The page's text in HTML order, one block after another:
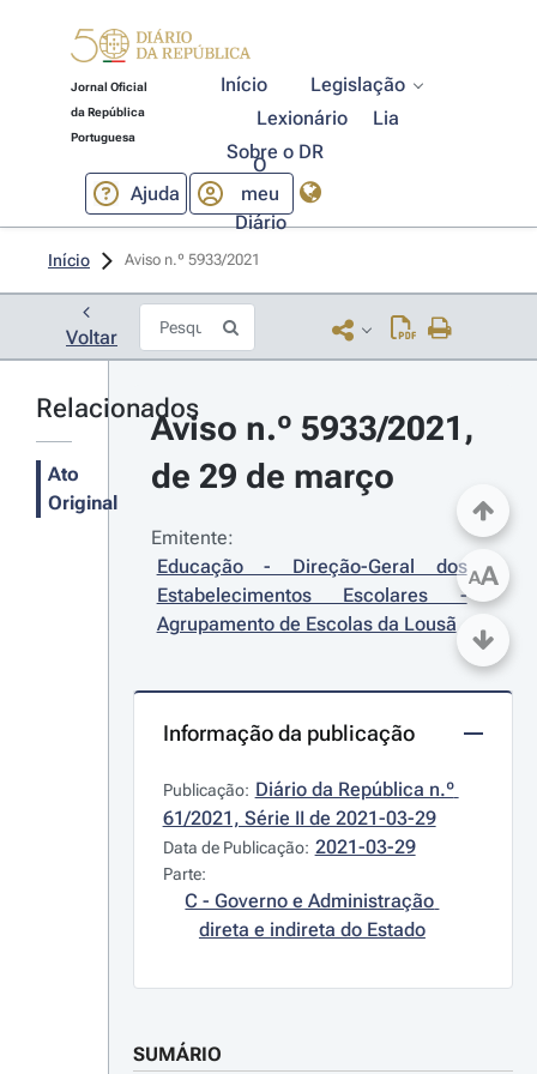
Jornal Oficial
da República
Portuguesa
Início
Legislação
Lexionário
Lia
Sobre o DR
Ajuda
O
meu
Diário
Início Aviso n.º 5933/2021
Voltar
Relacionados
Ato
Original
Aviso n.º 5933/2021,
de 29 de março
Emitente:
Educação - Direção-Geral dos
Estabelecimentos Escolares -
Agrupamento de Escolas da Lousã
Informação da publicação
Publicação: Diário da República n.º
61/2021, Série II de 2021-03-29
Data de Publicação: 2021-03-29
Parte:
C - Governo e Administração
direta e indireta do Estado
SUMÁRIO
AA